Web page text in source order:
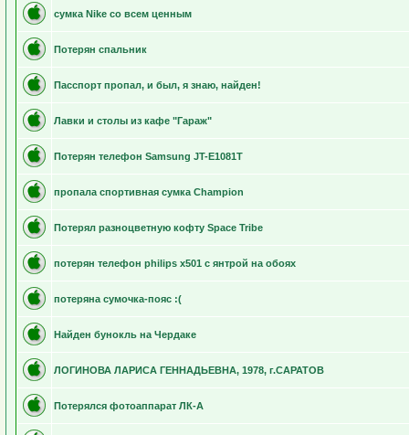
сумка Nike со всем ценным
Потерян спальник
Пасспорт пропал, и был, я знаю, найден!
Лавки и столы из кафе "Гараж"
Потерян телефон Samsung JT-E1081T
пропала спортивная сумка Champion
Потерял разноцветную кофту Space Tribe
потерян телефон philips x501 c янтрой на обоях
потеряна сумочка-пояс :(
Найден бунокль на Чердаке
ЛОГИНОВА ЛАРИСА ГЕННАДЬЕВНА, 1978, г.САРАТОВ
Потерялся фотоаппарат ЛК-А